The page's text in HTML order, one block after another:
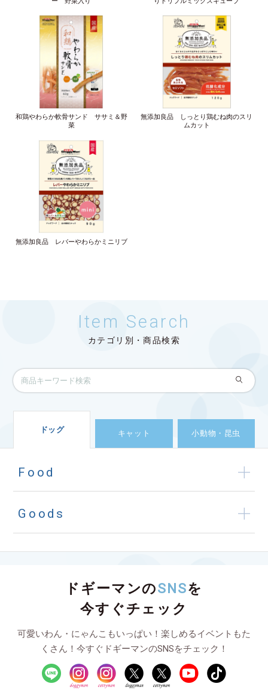
和鶏やわらか軟骨サンド ササミ＆野
菜
無添加良品 しっとり鶏むね肉のスリ
ムカット
無添加良品 レバーやわらかミニリブ
Item Search
カテゴリ別・商品検索
ドッグ キャット 小動物・昆虫
Food
Goods
ドギーマンのSNSを
今すぐチェック
可愛いわん・にゃんこもいっぱい！楽しめるイベントもた
くさん！今すぐドギーマンのSNSをチェック！